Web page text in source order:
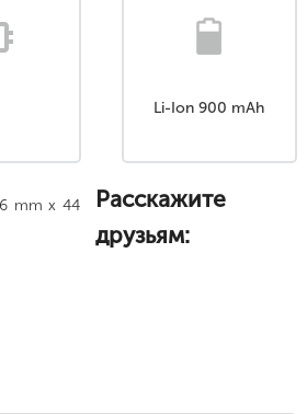
Li-Ion 900 mAh
mm x 44
Расскажите
друзьям: